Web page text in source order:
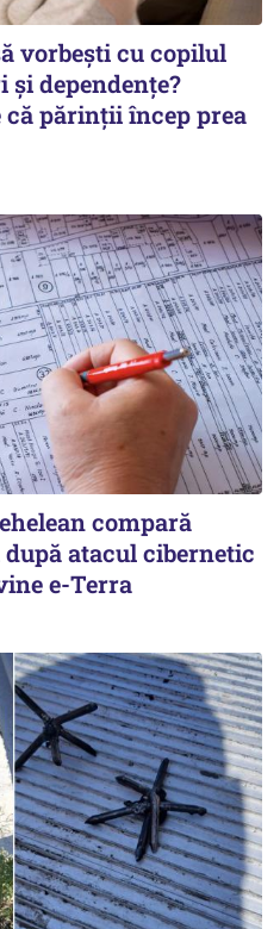
vorbești cu copilul
și dependențe?
că părinții încep prea
compară
atacul cibernetic
e-Terra